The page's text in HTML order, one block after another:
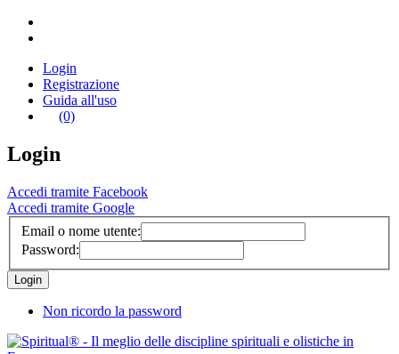
Login
Registrazione
Guida all'uso
(0)
Login
Accedi tramite Facebook
Accedi tramite Google
Email o nome utente:
Password:
Non ricordo la password